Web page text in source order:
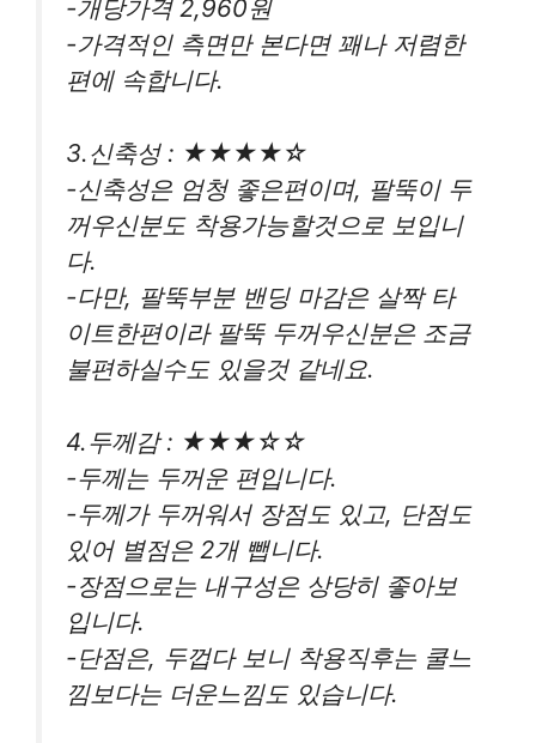
-개당가격 2,960원
-가격적인 측면만 본다면 꽤나 저렴한
편에 속합니다.
3.신축성 : ★★★★☆
-신축성은 엄청 좋은편이며, 팔뚝이 두
꺼우신분도 착용가능할것으로 보입니
다.
-다만, 팔뚝부분 밴딩 마감은 살짝 타
이트한편이라 팔뚝 두꺼우신분은 조금
불편하실수도 있을것 같네요.
4.두께감 : ★★★☆☆
-두께는 두꺼운 편입니다.
-두께가 두꺼워서 장점도 있고, 단점도
있어 별점은 2개 뺍니다.
-장점으로는 내구성은 상당히 좋아보
입니다.
-단점은, 두껍다 보니 착용직후는 쿨느
낌보다는 더운느낌도 있습니다.